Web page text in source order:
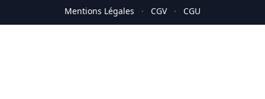
Mentions Légales · CGV · CGU